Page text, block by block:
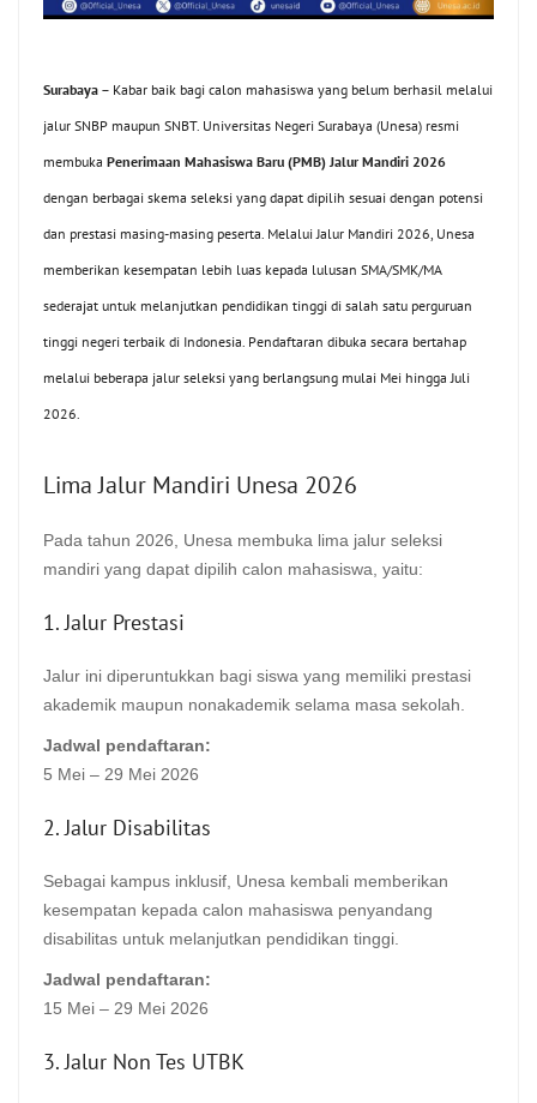
Surabaya – Kabar baik bagi calon mahasiswa yang belum berhasil melalui
jalur SNBP maupun SNBT. Universitas Negeri Surabaya (Unesa) resmi
membuka Penerimaan Mahasiswa Baru (PMB) Jalur Mandiri 2026
dengan berbagai skema seleksi yang dapat dipilih sesuai dengan potensi
dan prestasi masing-masing peserta. Melalui Jalur Mandiri 2026, Unesa
memberikan kesempatan lebih luas kepada lulusan SMA/SMK/MA
sederajat untuk melanjutkan pendidikan tinggi di salah satu perguruan
tinggi negeri terbaik di Indonesia. Pendaftaran dibuka secara bertahap
melalui beberapa jalur seleksi yang berlangsung mulai Mei hingga Juli
2026.
Lima Jalur Mandiri Unesa 2026
Pada tahun 2026, Unesa membuka lima jalur seleksi
mandiri yang dapat dipilih calon mahasiswa, yaitu:
1. Jalur Prestasi
Jalur ini diperuntukkan bagi siswa yang memiliki prestasi
akademik maupun nonakademik selama masa sekolah.
Jadwal pendaftaran:
5 Mei – 29 Mei 2026
2. Jalur Disabilitas
Sebagai kampus inklusif, Unesa kembali memberikan
kesempatan kepada calon mahasiswa penyandang
disabilitas untuk melanjutkan pendidikan tinggi.
Jadwal pendaftaran:
15 Mei – 29 Mei 2026
3. Jalur Non Tes UTBK